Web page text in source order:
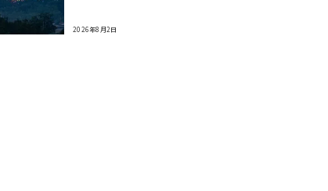
2026年8月2日